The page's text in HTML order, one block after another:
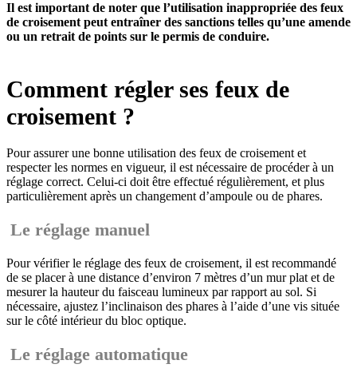
Il est important de noter que l’utilisation inappropriée des feux
de croisement peut entraîner des sanctions telles qu’une amende
ou un retrait de points sur le permis de conduire.
Comment régler ses feux de
croisement ?
Pour assurer une bonne utilisation des feux de croisement et
respecter les normes en vigueur, il est nécessaire de procéder à un
réglage correct. Celui-ci doit être effectué régulièrement, et plus
particulièrement après un changement d’ampoule ou de phares.
Le réglage manuel
Pour vérifier le réglage des feux de croisement, il est recommandé
de se placer à une distance d’environ 7 mètres d’un mur plat et de
mesurer la hauteur du faisceau lumineux par rapport au sol. Si
nécessaire, ajustez l’inclinaison des phares à l’aide d’une vis située
sur le côté intérieur du bloc optique.
Le réglage automatique